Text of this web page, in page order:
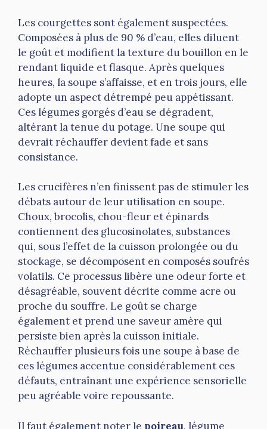
Les courgettes sont également suspectées.
Composées à plus de 90 % d’eau, elles diluent
le goût et modifient la texture du bouillon en le
rendant liquide et flasque. Après quelques
heures, la soupe s’affaisse, et en trois jours, elle
adopte un aspect détrempé peu appétissant.
Ces légumes gorgés d’eau se dégradent,
altérant la tenue du potage. Une soupe qui
devrait réchauffer devient fade et sans
consistance.
Les crucifères n’en finissent pas de stimuler les
débats autour de leur utilisation en soupe.
Choux, brocolis, chou-fleur et épinards
contiennent des glucosinolates, substances
qui, sous l’effet de la cuisson prolongée ou du
stockage, se décomposent en composés soufrés
volatils. Ce processus libère une odeur forte et
désagréable, souvent décrite comme acre ou
proche du souffre. Le goût se charge
également et prend une saveur amère qui
persiste bien après la cuisson initiale.
Réchauffer plusieurs fois une soupe à base de
ces légumes accentue considérablement ces
défauts, entraînant une expérience sensorielle
peu agréable voire repoussante.
Il faut également noter le poireau, légume